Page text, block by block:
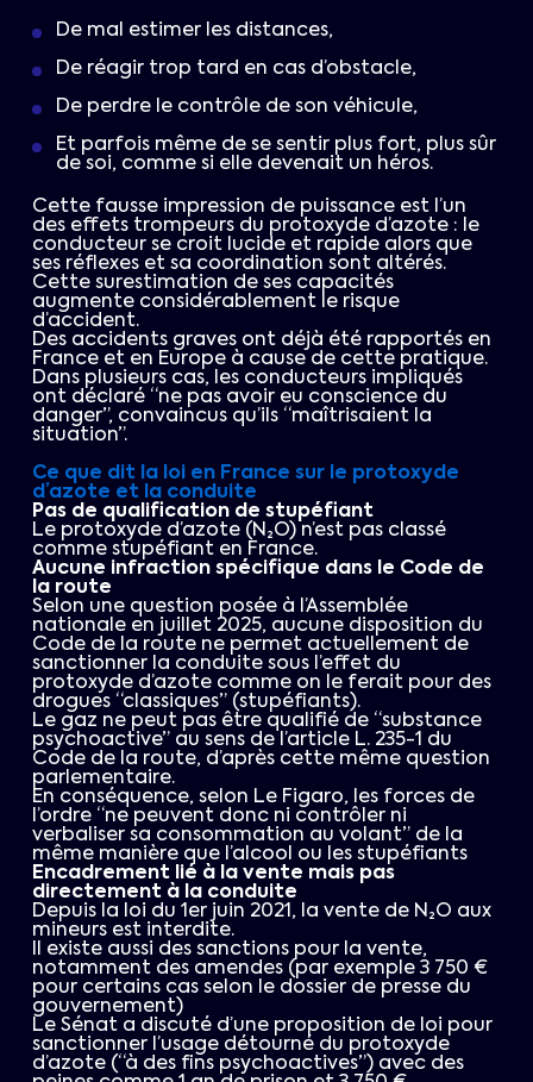
De mal estimer les distances,
De réagir trop tard en cas d’obstacle,
De perdre le contrôle de son véhicule,
Et parfois même de se sentir plus fort, plus sûr
de soi, comme si elle devenait un héros.
Cette fausse impression de puissance est l’un
des effets trompeurs du protoxyde d’azote : le
conducteur se croit lucide et rapide alors que
ses réflexes et sa coordination sont altérés.
Cette surestimation de ses capacités
augmente considérablement le risque
d’accident.
Des accidents graves ont déjà été rapportés en
France et en Europe à cause de cette pratique.
Dans plusieurs cas, les conducteurs impliqués
ont déclaré “ne pas avoir eu conscience du
danger”, convaincus qu’ils “maîtrisaient la
situation”.
Ce que dit la loi en France sur le protoxyde
d’azote et la conduite
Pas de qualification de stupéfiant
Le protoxyde d’azote (N₂O) n’est pas classé
comme stupéfiant en France.
Aucune infraction spécifique dans le Code de
la route
Selon une question posée à l’Assemblée
nationale en juillet 2025, aucune disposition du
Code de la route ne permet actuellement de
sanctionner la conduite sous l’effet du
protoxyde d’azote comme on le ferait pour des
drogues “classiques” (stupéfiants).
Le gaz ne peut pas être qualifié de “substance
psychoactive” au sens de l’article L. 235-1 du
Code de la route, d’après cette même question
parlementaire.
En conséquence, selon Le Figaro, les forces de
l’ordre “ne peuvent donc ni contrôler ni
verbaliser sa consommation au volant” de la
même manière que l’alcool ou les stupéfiants
Encadrement lié à la vente mais pas
directement à la conduite
Depuis la loi du 1er juin 2021, la vente de N₂O aux
mineurs est interdite.
Il existe aussi des sanctions pour la vente,
notamment des amendes (par exemple 3 750 €
pour certains cas selon le dossier de presse du
gouvernement)
Le Sénat a discuté d’une proposition de loi pour
sanctionner l’usage détourné du protoxyde
d’azote (“à des fins psychoactives”) avec des